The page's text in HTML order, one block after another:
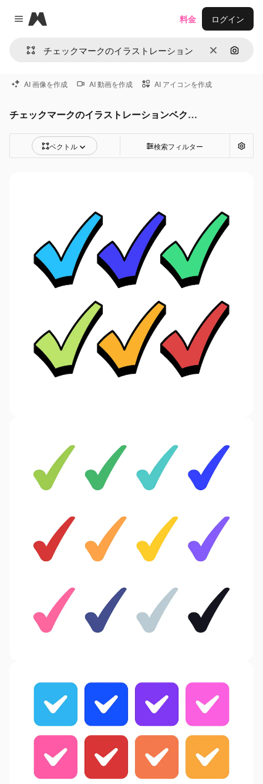
Close menu
Magnific
消去 画像で
料金 ログイン
AI 画像を作成 AI 動画を作成 AI アイコンを作成
チェックマークのイラストレーションベクター
ベクトル 検索フィルター